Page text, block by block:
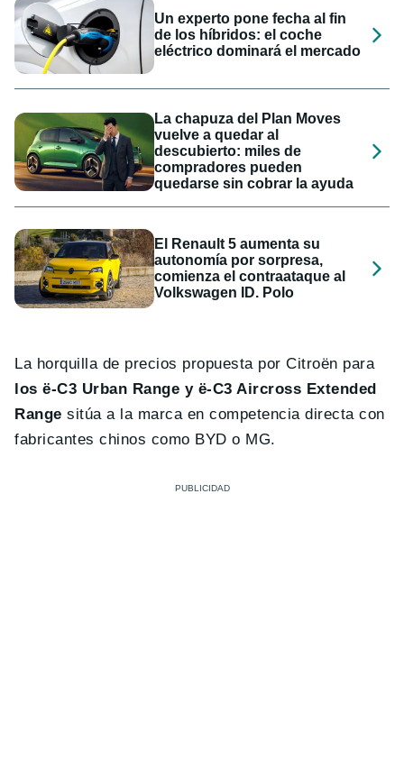
Un experto pone fecha al fin
de los híbridos: el coche
eléctrico dominará el mercado
La chapuza del Plan Moves
vuelve a quedar al
descubierto: miles de
compradores pueden
quedarse sin cobrar la ayuda
El Renault 5 aumenta su
autonomía por sorpresa,
comienza el contraataque al
Volkswagen ID. Polo
La horquilla de precios propuesta por Citroën para
los ë-C3 Urban Range y ë-C3 Aircross Extended
Range sitúa a la marca en competencia directa con
fabricantes chinos como BYD o MG.